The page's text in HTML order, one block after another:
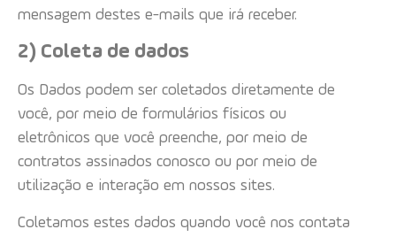
mensagem destes e-mails que irá receber.
2) Coleta de dados
Os Dados podem ser coletados diretamente de
você, por meio de formulários físicos ou
eletrônicos que você preenche, por meio de
contratos assinados conosco ou por meio de
utilização e interação em nossos sites.
Coletamos estes dados quando você nos contata